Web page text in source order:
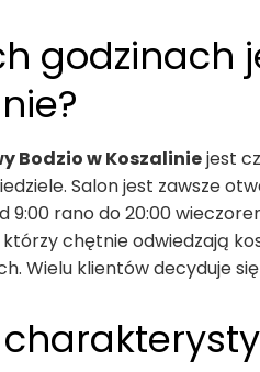
godzinach
Bodzio w Koszaliniejest
Salon jest zawsze
9:00 rano do 20:00
chętnie odwiedzają
Wielu klientów decyduje